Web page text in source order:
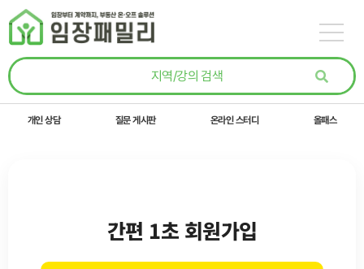
콘텐츠로
건너뛰기
개인 상담 질문 게시판 온라인 스터디 올패스
간편 1초 회원가입